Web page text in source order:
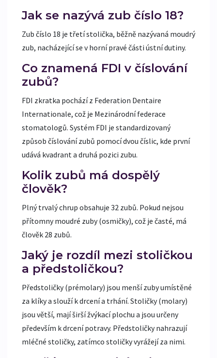
Jak se nazývá zub číslo 18?
Zub číslo 18 je třetí stolička, běžně nazývaná moudrý
zub, nacházející se v horní pravé části ústní dutiny.
Co znamená FDI v číslování
zubů?
FDI zkratka pochází z Federation Dentaire
Internationale, což je Mezinárodní federace
stomatologů. Systém FDI je standardizovaný
způsob číslování zubů pomocí dvou číslic, kde první
udává kvadrant a druhá pozici zubu.
Kolik zubů má dospělý
člověk?
Plný trvalý chrup obsahuje 32 zubů. Pokud nejsou
přítomny moudré zuby (osmičky), což je časté, má
člověk 28 zubů.
Jaký je rozdíl mezi stoličkou
a předstoličkou?
Předstoličky (prémolary) jsou menší zuby umístěné
za klíky a slouží k drcení a trhání. Stoličky (molary)
jsou větší, mají širší žvýkací plochu a jsou určeny
především k drcení potravy. Předstoličky nahrazují
mléčné stoličky, zatímco stoličky vyrážejí za nimi.